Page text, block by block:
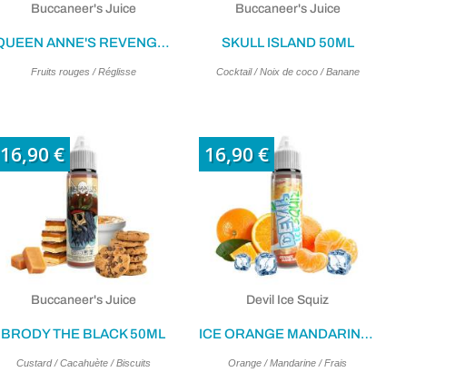
Buccaneer's Juice
QUEEN ANNE'S REVENGE 50ML
Fruits rouges / Réglisse
Buccaneer's Juice
SKULL ISLAND 50ML
Cocktail / Noix de coco / Banane
16,90 €
Buccaneer's Juice
BRODY THE BLACK 50ML
Custard / Cacahuète / Biscuits
16,90 €
Devil Ice Squiz
ICE ORANGE MANDARINE 50ML
Orange / Mandarine / Frais